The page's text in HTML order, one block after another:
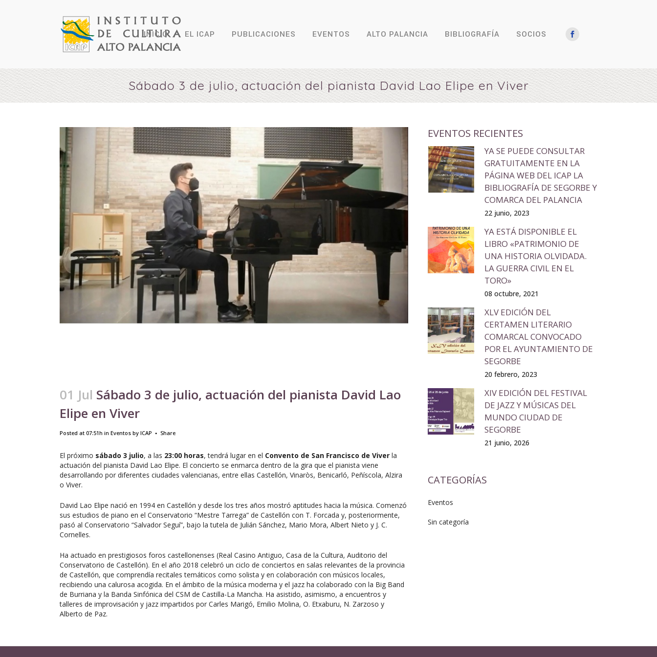
INICIO EL ICAP PUBLICACIONES EVENTOS ALTO PALANCIA BIBLIOGRAFÍA SOCIOS
Sábado 3 de julio, actuación del pianista David Lao Elipe en Viver
01 Jul Sábado 3 de julio, actuación del pianista David Lao
Elipe en Viver
Posted at 07:51h in Eventos by ICAP Share
El próximo sábado 3 julio, a las 23:00 horas, tendrá lugar en el Convento de San Francisco de Viver la
actuación del pianista David Lao Elipe. El concierto se enmarca dentro de la gira que el pianista viene
desarrollando por diferentes ciudades valencianas, entre ellas Castellón, Vinaròs, Benicarló, Peñíscola, Alzira
o Viver.
David Lao Elipe nació en 1994 en Castellón y desde los tres años mostró aptitudes hacia la música. Comenzó
sus estudios de piano en el Conservatorio “Mestre Tarrega” de Castellón con T. Forcada y, posteriormente,
pasó al Conservatorio “Salvador Seguí”, bajo la tutela de Julián Sánchez, Mario Mora, Albert Nieto y J. C.
Cornelles.
Ha actuado en prestigiosos foros castellonenses (Real Casino Antiguo, Casa de la Cultura, Auditorio del
Conservatorio de Castellón). En el año 2018 celebró un ciclo de conciertos en salas relevantes de la provincia
de Castellón, que comprendía recitales temáticos como solista y en colaboración con músicos locales,
recibiendo una calurosa acogida. En el ámbito de la música moderna y el jazz ha colaborado con la Big Band
de Burriana y la Banda Sinfónica del CSM de Castilla-La Mancha. Ha asistido, asimismo, a encuentros y
talleres de improvisación y jazz impartidos por Carles Marigó, Emilio Molina, O. Etxaburu, N. Zarzoso y
Alberto de Paz.
EVENTOS RECIENTES
YA SE PUEDE CONSULTAR
GRATUITAMENTE EN LA
PÁGINA WEB DEL ICAP LA
BIBLIOGRAFÍA DE SEGORBE Y
COMARCA DEL PALANCIA
22 junio, 2023
YA ESTÁ DISPONIBLE EL
LIBRO «PATRIMONIO DE
UNA HISTORIA OLVIDADA.
LA GUERRA CIVIL EN EL
TORO»
08 octubre, 2021
XLV EDICIÓN DEL
CERTAMEN LITERARIO
COMARCAL CONVOCADO
POR EL AYUNTAMIENTO DE
SEGORBE
20 febrero, 2023
XIV EDICIÓN DEL FESTIVAL
DE JAZZ Y MÚSICAS DEL
MUNDO CIUDAD DE
SEGORBE
21 junio, 2026
CATEGORÍAS
Eventos
Sin categoría